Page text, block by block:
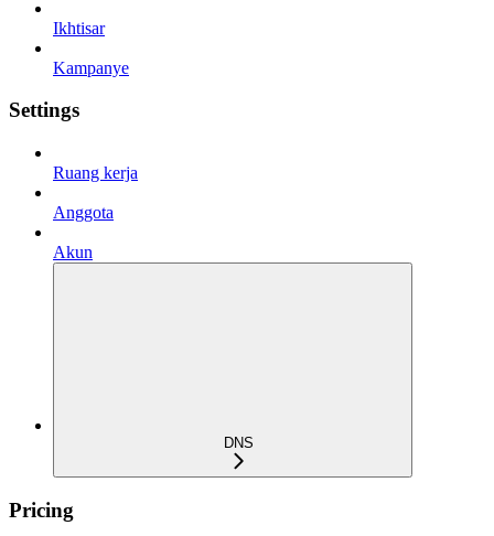
Ikhtisar
Kampanye
Settings
Ruang kerja
Anggota
Akun
DNS
Pricing